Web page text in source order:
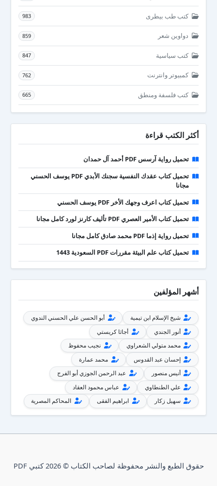
كتب طب بيطرى 983
دواوين شعر 859
كتب سياسية 847
كمبيوتر وانترنت 762
كتب فلسفة ومنطق 665
أكثر الكتب قراءة
تحميل رواية آرسس PDF أحمد آل حمدان
تحميل كتاب عقدك النفسية سجنك الأبدي PDF يوسف الحسني
مجانا
تحميل كتاب اعرف وجهك الأخر PDF يوسف الحسني
تحميل كتاب الأمير العصري PDF تأليف كارنز لورد كامل مجانا
تحميل رواية إذما PDF محمد صادق كامل مجانا
تحميل كتاب علم البيئة مقررات PDF السعودية 1443
أشهر المؤلفين
شيخ الإسلام ابن تيمية
أبو الحسن علي الحسني الندوي
أنور الجندي
أجاثا كريستي
محمد متولي الشعراوي
نجيب محفوظ
إحسان عبد القدوس
محمد عمارة
أنيس منصور
عبد الرحمن الجوزي أبو الفرج
علي الطنطاوي
عباس محمود العقاد
سهيل زكار
ابراهيم الفقى المحاكم المصرية
حقوق الطبع والنشر محفوظة لصاحب الكتاب © 2026 كتبي PDF